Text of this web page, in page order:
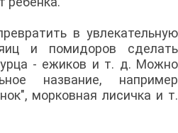
в увлекательную
и помидоров сделать
- ежиков и т. д. Можно
название, например
морковная лисичка и т.